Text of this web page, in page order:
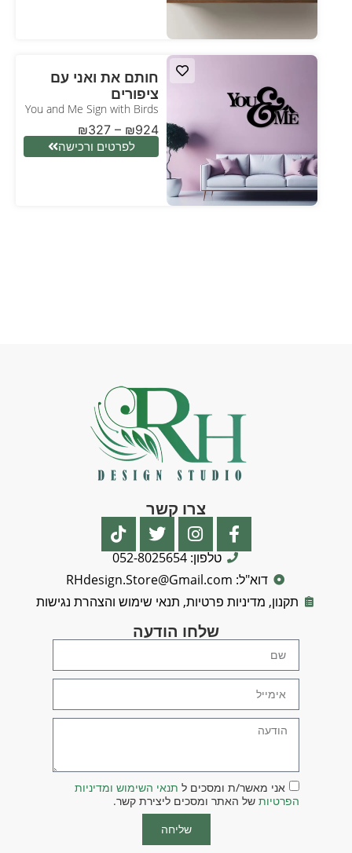
חותם את ואני עם
ציפורים
You and Me Sign with Birds
₪327 – ₪924
לפרטים ורכישה
צרו קשר
טלפון: 052-8025654
דוא"ל: RHdesign.Store@Gmail.com
תקנון, מדיניות פרטיות, תנאי שימוש והצהרת נגישות
שלחו הודעה
אני מאשר/ת ומסכים ל תנאי השימוש ומדיניות
הפרטיות של האתר ומסכים ליצירת קשר.
שליחה